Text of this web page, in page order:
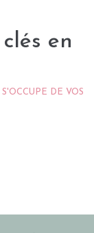
en
DE VOS